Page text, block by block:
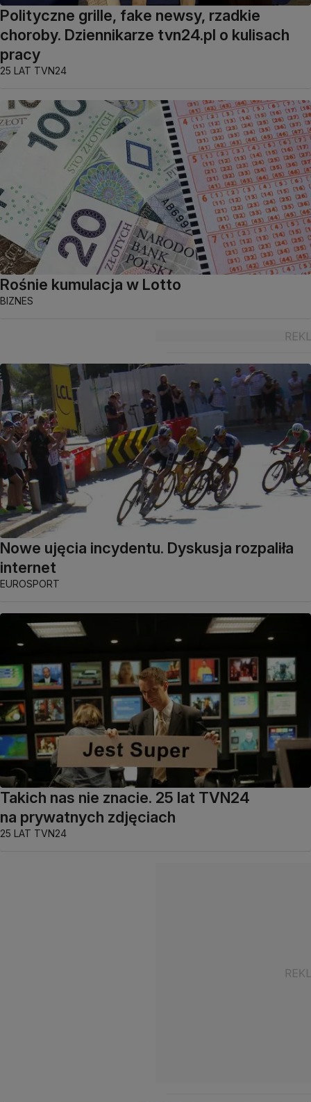
Polityczne grille, fake newsy, rzadkie
choroby. Dziennikarze tvn24.pl o kulisach
pracy
25 LAT TVN24
Rośnie kumulacja w Lotto
BIZNES
Nowe ujęcia incydentu. Dyskusja rozpaliła
internet
EUROSPORT
Takich nas nie znacie. 25 lat TVN24
na prywatnych zdjęciach
25 LAT TVN24